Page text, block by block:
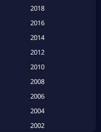
งจริง (20)
งจริง (16)
2018
2016
2014
2012
2010
2008
2006
2004
2002